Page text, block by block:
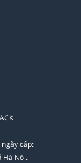
cấp:
Hà Nội.